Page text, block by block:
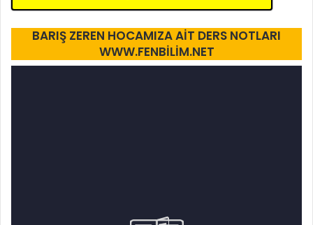
BARIŞ ZEREN HOCAMIZA AİT DERS NOTLARI
WWW.FENBİLİM.NET